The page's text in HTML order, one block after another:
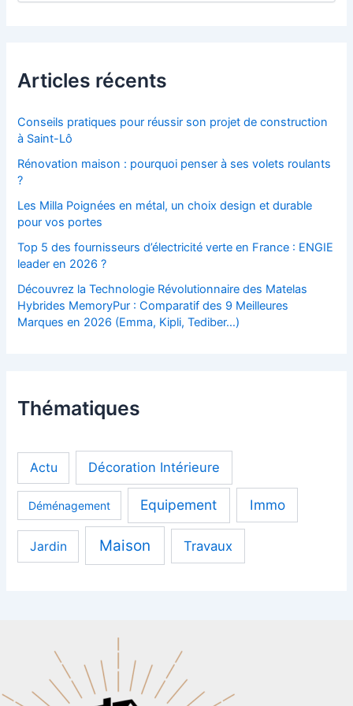
e
s
Articles récents
Conseils pratiques pour réussir son projet de construction
à Saint-Lô
Rénovation maison : pourquoi penser à ses volets roulants
?
Les Milla Poignées en métal, un choix design et durable
pour vos portes
Top 5 des fournisseurs d’électricité verte en France : ENGIE
leader en 2026 ?
Découvrez la Technologie Révolutionnaire des Matelas
Hybrides MemoryPur : Comparatif des 9 Meilleures
Marques en 2026 (Emma, Kipli, Tediber…)
Thématiques
Actu Décoration Intérieure
Déménagement Equipement Immo
Jardin Maison Travaux